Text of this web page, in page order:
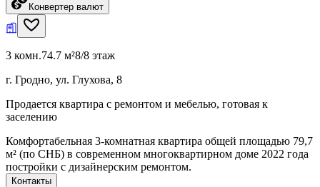
Конвертер валют
3 комн.74.7 м²8/8 этаж
г. Гродно, ул. Глухова, 8
Продается квартира с ремонтом и мебелью, готовая к
заселению
Комфортабельная 3-комнатная квартира общей площадью 79,7
м² (по СНБ) в современном многоквартирном доме 2022 года
постройки с дизайнерским ремонтом.
Контакты